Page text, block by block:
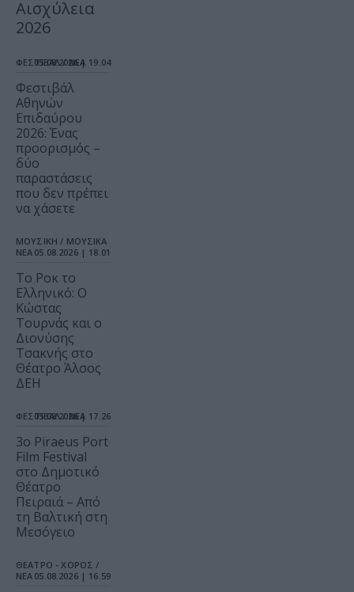
Αισχύλεια
2026
ΦΕΣΤΙΒΑΛ / ΝΕΑ
05.08.2026 | 19.04
Φεστιβάλ
Αθηνών
Επιδαύρου
2026: Ένας
προορισμός –
δύο
παραστάσεις
που δεν πρέπει
να χάσετε
ΜΟΥΣΙΚΗ / ΜΟΥΣΙΚΑ
ΝΕΑ 05.08.2026 | 18.01
Το Ροκ το
Ελληνικό: Ο
Κώστας
Τουρνάς και ο
Διονύσης
Τσακνής στο
Θέατρο Άλσος
ΔΕΗ
ΦΕΣΤΙΒΑΛ / ΝΕΑ
05.08.2026 | 17.26
3o Piraeus Port
Film Festival
στο Δημοτικό
Θέατρο
Πειραιά – Από
τη Βαλτική στη
Μεσόγειο
ΘΕΑΤΡΟ - ΧΟΡΟΣ /
ΝΕΑ 05.08.2026 | 16.59